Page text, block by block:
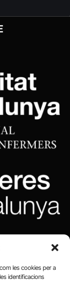
les cookies per a
identificacions